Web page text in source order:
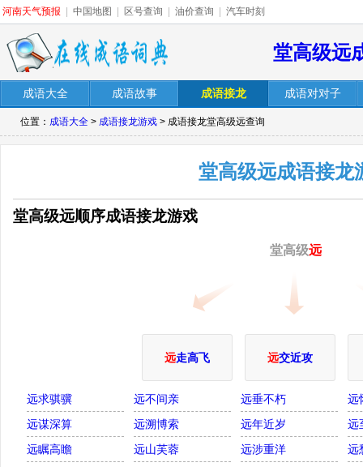
河南天气预报 中国地图 区号查询 油价查询 汽车时刻
堂高级远
成语大全 成语故事 成语接龙 成语对对子
位置： 成语大全 > 成语接龙游戏 > 成语接龙堂高级远查询
堂高级远成语接龙
堂高级远顺序成语接龙游戏
堂高级远
远走高飞 远交近攻
远求骐骥 远不间亲 远垂不朽
远
远谋深算
远溯博索 远年近岁
远
远瞩高瞻
远山芙蓉 远涉重洋
远